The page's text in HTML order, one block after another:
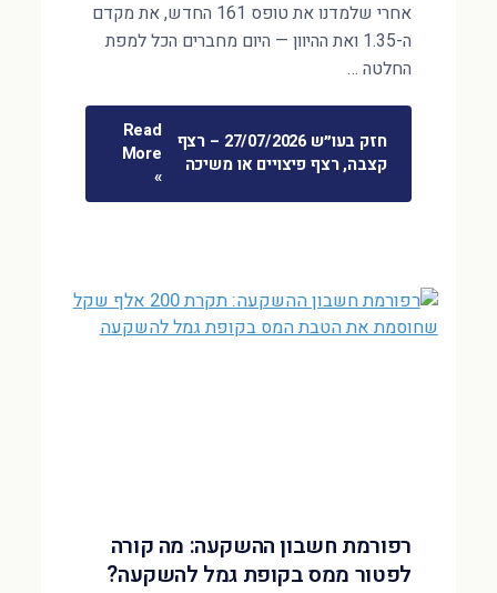
אחרי שלמדנו את טופס 161 החדש, את מקדם
ה-1.35 ואת ההיוון — היום מחברים הכל למפת
החלטה …
חזק בעו״ש 27/07/2026 – רצף
קצבה, רצף פיצויים או משיכה
Read
More
»
רפורמת חשבון ההשקעה: מה קורה
לפטור ממס בקופת גמל להשקעה?